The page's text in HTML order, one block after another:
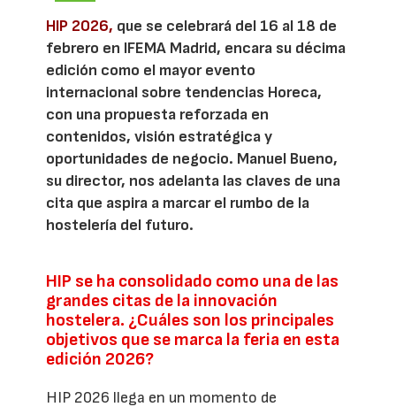
HIP 2026, que se celebrará del 16 al 18 de
febrero en IFEMA Madrid, encara su décima
edición como el mayor evento
internacional sobre tendencias Horeca,
con una propuesta reforzada en
contenidos, visión estratégica y
oportunidades de negocio. Manuel Bueno,
su director, nos adelanta las claves de una
cita que aspira a marcar el rumbo de la
hostelería del futuro.
HIP se ha consolidado como una de las
grandes citas de la innovación
hostelera. ¿Cuáles son los principales
objetivos que se marca la feria en esta
edición 2026?
HIP 2026 llega en un momento de